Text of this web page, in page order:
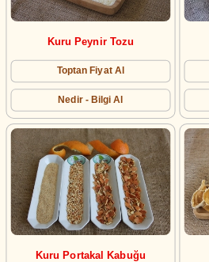
Kuru Peynir Tozu
Toptan Fiyat Al
Nedir - Bilgi Al
Kuru Portakal Kabuğu